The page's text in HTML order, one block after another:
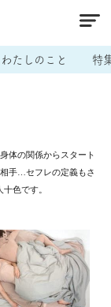
わたしのこと 特
体の関係からスタート
手…セフレの定義もさ
色です。
リ